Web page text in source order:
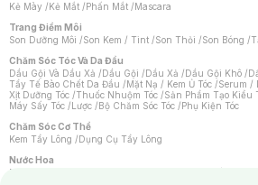
Kẻ Mày /Kẻ Mắt /Phấn Mắt /Mascara
Trang Điểm Môi
Son Dưỡng Môi /Son Kem / Tint /Son Thỏi /Son Bóng /
Chăm Sóc Tóc Và Da Đầu
Dầu Gội Và Dầu Xả /Dầu Gội /Dầu Xả /Dầu Gội Khô /
Tẩy Tế Bào Chết Da Đầu /Mặt Nạ / Kem Ủ Tóc /Serum /
Xịt Dưỡng Tóc /Thuốc Nhuộm Tóc /Sản Phẩm Tạo Kiểu
Máy Sấy Tóc /Lược /Bộ Chăm Sóc Tóc /Phụ Kiện Tóc
Chăm Sóc Cơ Thể
Kem Tẩy Lông /Dụng Cụ Tẩy Lông
Nước Hoa
Nước Hoa Nữ